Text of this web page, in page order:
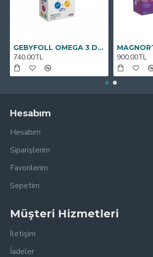
GEBYFOLL OMEGA 3 DHA
740,00TL 900,00TL
Hesabım
Hesabım
Siparişlerim
Favorilerim
Sepetim
Müşteri Hizmetleri
İletişim
İadeler